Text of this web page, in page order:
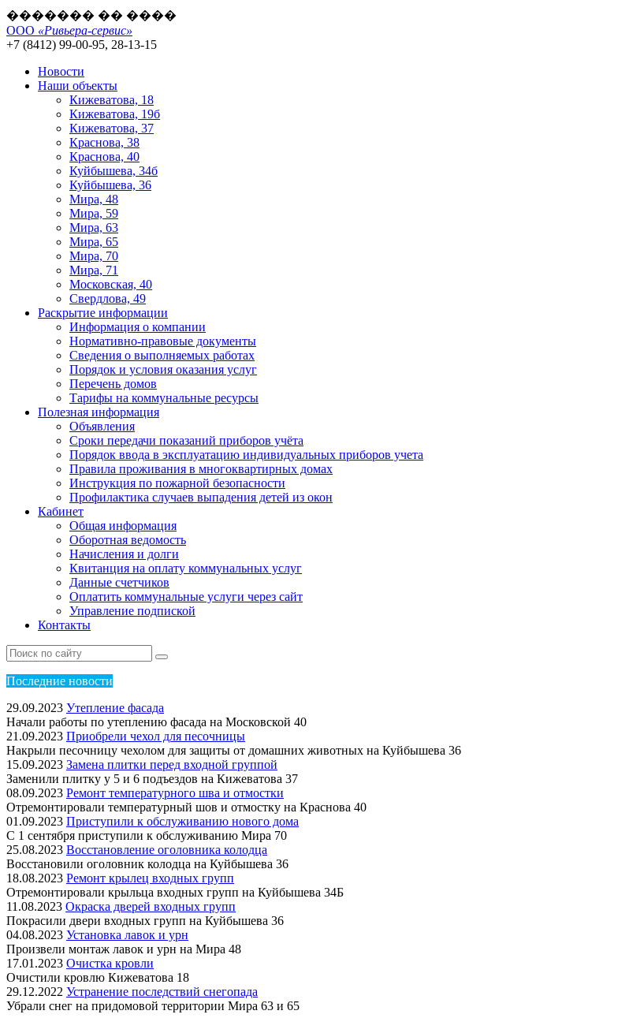
������� �� ����
ООО «Ривьера-сервис»
+7 (8412) 99-00-95, 28-13-15
Новости
Наши объекты
Кижеватова, 18
Кижеватова, 19б
Кижеватова, 37
Краснова, 38
Краснова, 40
Куйбышева, 34б
Куйбышева, 36
Мира, 48
Мира, 59
Мира, 63
Мира, 65
Мира, 70
Мира, 71
Московская, 40
Свердлова, 49
Раскрытие информации
Информация о компании
Нормативно-правовые документы
Сведения о выполняемых работах
Порядок и условия оказания услуг
Перечень домов
Тарифы на коммунальные ресурсы
Полезная информация
Объявления
Сроки передачи показаний приборов учёта
Порядок ввода в эксплуатацию индивидуальных приборов учета
Правила проживания в многоквартирных домах
Инструкция по пожарной безопасности
Профилактика случаев выпадения детей из окон
Кабинет
Общая информация
Оборотная ведомость
Начисления и долги
Квитанция на оплату коммунальных услуг
Данные счетчиков
Оплатить коммунальные услуги через сайт
Управление подпиской
Контакты
Последние новости
29.09.2023 Утепление фасада
Начали работы по утеплению фасада на Московской 40
21.09.2023 Приобрели чехол для песочницы
Накрыли песочницу чехолом для защиты от домашних животных на Куйбышева 36
15.09.2023 Замена плитки перед входной группой
Заменили плитку у 5 и 6 подъездов на Кижеватова 37
08.09.2023 Ремонт температурного шва и отмостки
Отремонтировали температурный шов и отмостку на Краснова 40
01.09.2023 Приступили к обслуживанию нового дома
С 1 сентября приступили к обслуживанию Мира 70
25.08.2023 Восстановление оголовника колодца
Восстановили оголовник колодца на Куйбышева 36
18.08.2023 Ремонт крылец входных групп
Отремонтировали крыльца входных групп на Куйбышева 34Б
11.08.2023 Окраска дверей входных групп
Покрасили двери входных групп на Куйбышева 36
04.08.2023 Установка лавок и урн
Произвели монтаж лавок и урн на Мира 48
17.01.2023 Очистка кровли
Очистили кровлю Кижеватова 18
29.12.2022 Устранение последствий снегопада
Убрали снег на придомовой территории Мира 63 и 65